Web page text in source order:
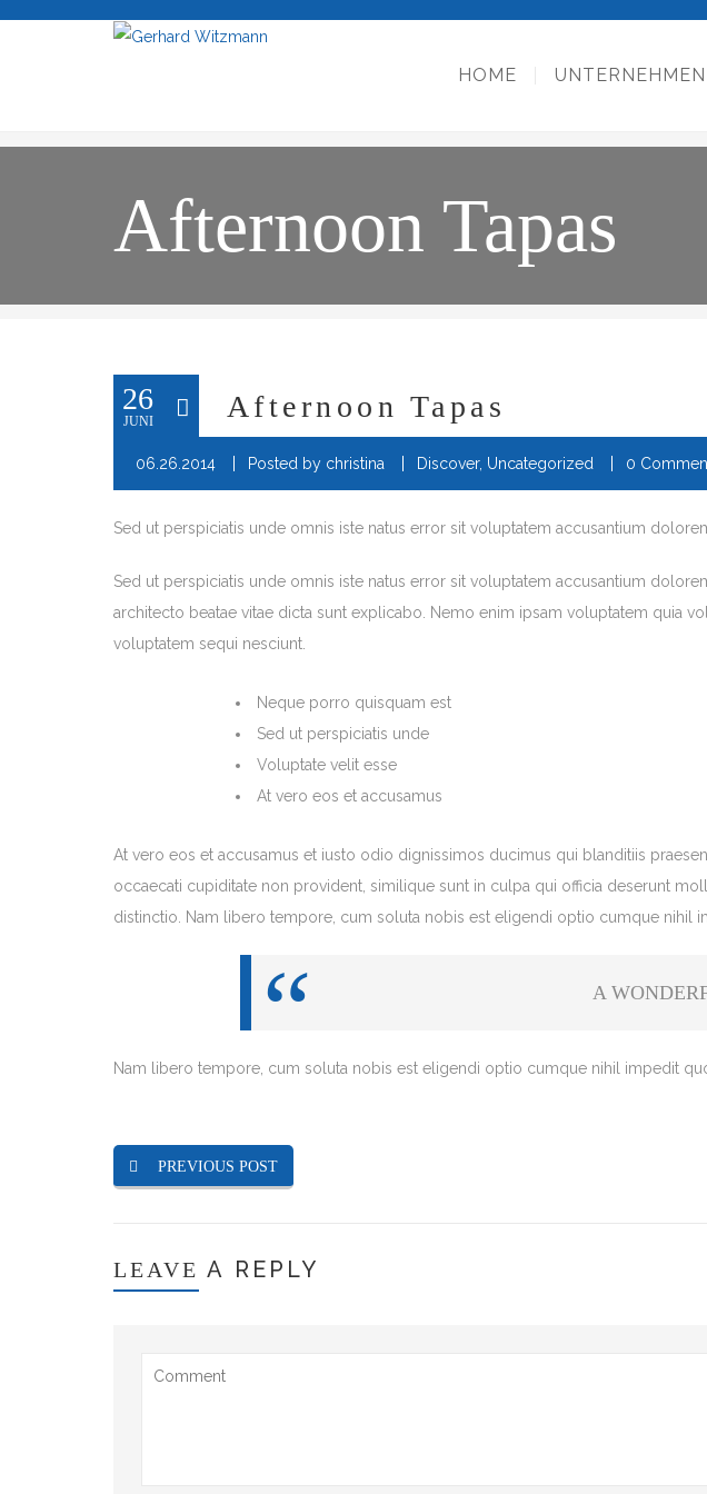
HOME UNTERNEHMEN
Afternoon Tapas
26
JUNI Afternoon Tapas
06.26.2014 Posted by christina Discover, Uncategorized 0
Sed ut perspiciatis unde omnis iste natus error sit voluptatem accusantium
Sed ut perspiciatis unde omnis iste natus error sit voluptatem accusantium
architecto beatae vitae dicta sunt explicabo. Nemo enim ipsam voluptatem quia
voluptatem sequi nesciunt.
Neque porro quisquam est
Sed ut perspiciatis unde
Voluptate velit esse
At vero eos et accusamus
At vero eos et accusamus et iusto odio dignissimos ducimus qui blanditiis
occaecati cupiditate non provident, similique sunt in culpa qui officia deserunt
distinctio. Nam libero tempore, cum soluta nobis est eligendi optio cumque nihil
A
Nam libero tempore, cum soluta nobis est eligendi optio cumque nihil impedit
PREVIOUS POST
LEAVE A REPLY